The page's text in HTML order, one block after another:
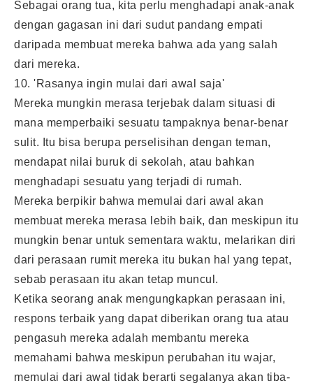
Sebagai orang tua, kita perlu menghadapi anak-anak
dengan gagasan ini dari sudut pandang empati
daripada membuat mereka bahwa ada yang salah
dari mereka.
10. 'Rasanya ingin mulai dari awal saja'
Mereka mungkin merasa terjebak dalam situasi di
mana memperbaiki sesuatu tampaknya benar-benar
sulit. Itu bisa berupa perselisihan dengan teman,
mendapat nilai buruk di sekolah, atau bahkan
menghadapi sesuatu yang terjadi di rumah.
Mereka berpikir bahwa memulai dari awal akan
membuat mereka merasa lebih baik, dan meskipun itu
mungkin benar untuk sementara waktu, melarikan diri
dari perasaan rumit mereka itu bukan hal yang tepat,
sebab perasaan itu akan tetap muncul.
Ketika seorang anak mengungkapkan perasaan ini,
respons terbaik yang dapat diberikan orang tua atau
pengasuh mereka adalah membantu mereka
memahami bahwa meskipun perubahan itu wajar,
memulai dari awal tidak berarti segalanya akan tiba-